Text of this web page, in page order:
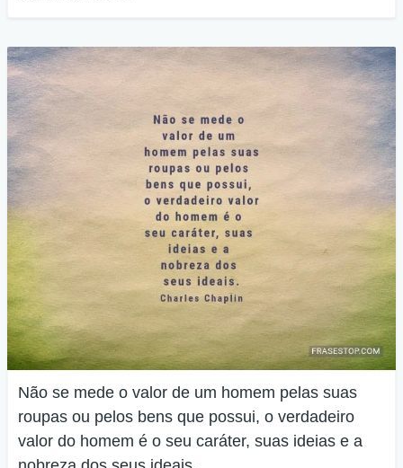
Não se mede o valor de um homem pelas suas
roupas ou pelos bens que possui, o verdadeiro
valor do homem é o seu caráter, suas ideias e a